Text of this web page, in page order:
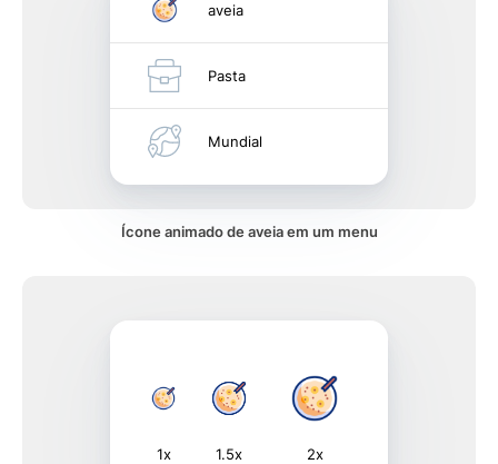
aveia
Pasta
Mundial
Ícone animado de aveia em um menu
1x 1.5x 2x